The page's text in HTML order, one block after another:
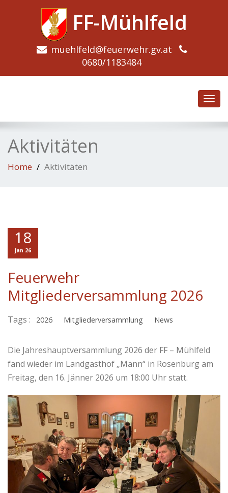
FF-Mühlfeld
muehlfeld@feuerwehr.gv.at
0680/1183484
Aktivitäten
Home Aktivitäten
18
Jan 26
Feuerwehr
Mitgliederversammlung 2026
Tags : 2026 Mitgliederversammlung News
Die Jahreshauptversammlung 2026 der FF – Mühlfeld
fand wieder im Landgasthof „Mann“ in Rosenburg am
Freitag, den 16. Jänner 2026 um 18:00 Uhr statt.